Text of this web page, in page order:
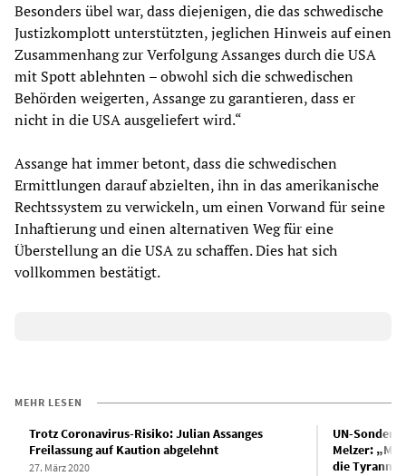
Besonders übel war, dass diejenigen, die das schwedische
Justizkomplott unterstützten, jeglichen Hinweis auf einen
Zusammenhang zur Verfolgung Assanges durch die USA
mit Spott ablehnten – obwohl sich die schwedischen
Behörden weigerten, Assange zu garantieren, dass er
nicht in die USA ausgeliefert wird.“
Assange hat immer betont, dass die schwedischen
Ermittlungen darauf abzielten, ihn in das amerikanische
Rechtssystem zu verwickeln, um einen Vorwand für seine
Inhaftierung und einen alternativen Weg für eine
Überstellung an die USA zu schaffen. Dies hat sich
vollkommen bestätigt.
MEHR LESEN
Trotz Coronavirus-Risiko: Julian Assanges
Freilassung auf Kaution abgelehnt
27. März 2020
UN-
Melzer:
die